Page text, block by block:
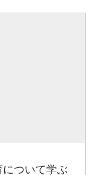
ついて学ぶ